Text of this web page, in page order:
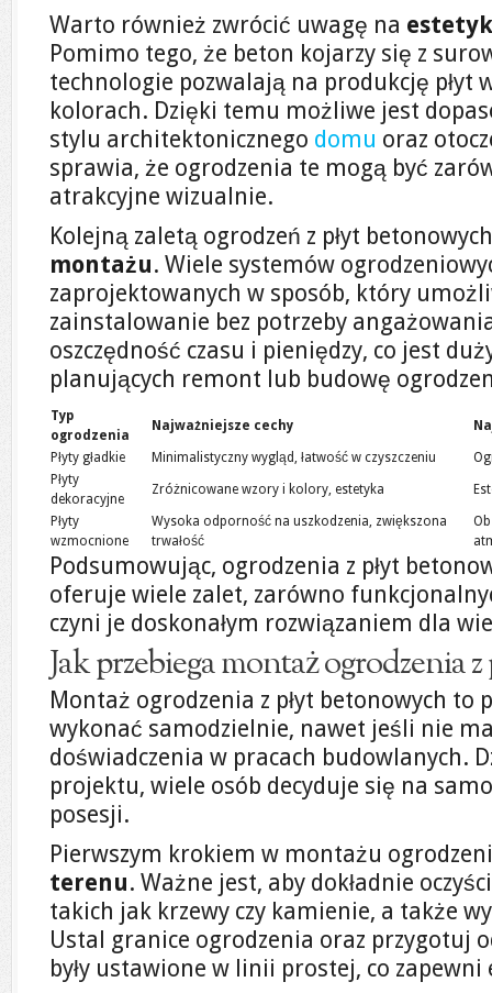
Warto również zwrócić uwagę na
Pomimo tego, że beton kojarzy się z
technologie pozwalają na produkcję płyt
kolorach. Dzięki temu możliwe jest
stylu architektonicznego domu oraz
sprawia, że ogrodzenia te mogą być
atrakcyjne wizualnie.
Kolejną zaletą ogrodzeń z płyt
montażu. Wiele systemów
zaprojektowanych w sposób, który
zainstalowanie bez potrzeby
oszczędność czasu i pieniędzy, co jest
planujących remont lub budowę
Typ
ogrodzenia
Najważniejsze cechy
Płyty gładkie Minimalistyczny wygląd, łatwość w czyszczeniu
Płyty
dekoracyjne
Zróżnicowane wzory i kolory, estetyka
Płyty
wzmocnione
Wysoka odporność na uszkodzenia, zwiększona
trwałość
Podsumowując, ogrodzenia z płyt
oferuje wiele zalet, zarówno
czyni je doskonałym rozwiązaniem dla
Jak przebiega montaż ogrodzenia
Montaż ogrodzenia z płyt betonowych to
wykonać samodzielnie, nawet jeśli nie
doświadczenia w pracach budowlanych.
projektu, wiele osób decyduje się na
posesji.
Pierwszym krokiem w montażu
terenu. Ważne jest, aby dokładnie
takich jak krzewy czy kamienie, a także
Ustal granice ogrodzenia oraz przygotuj
były ustawione w linii prostej, co zapewni